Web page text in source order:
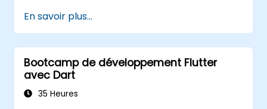
application mobile.
Tester et déployer des applications
mobile pour iOS et Android à partir d'une
seule base de code.
Personnaliser l'application en utilisant un
riche ensemble de widgets, de
En savoir plus...
Bootcamp de développement Flutter
avec Dart
35 Heures